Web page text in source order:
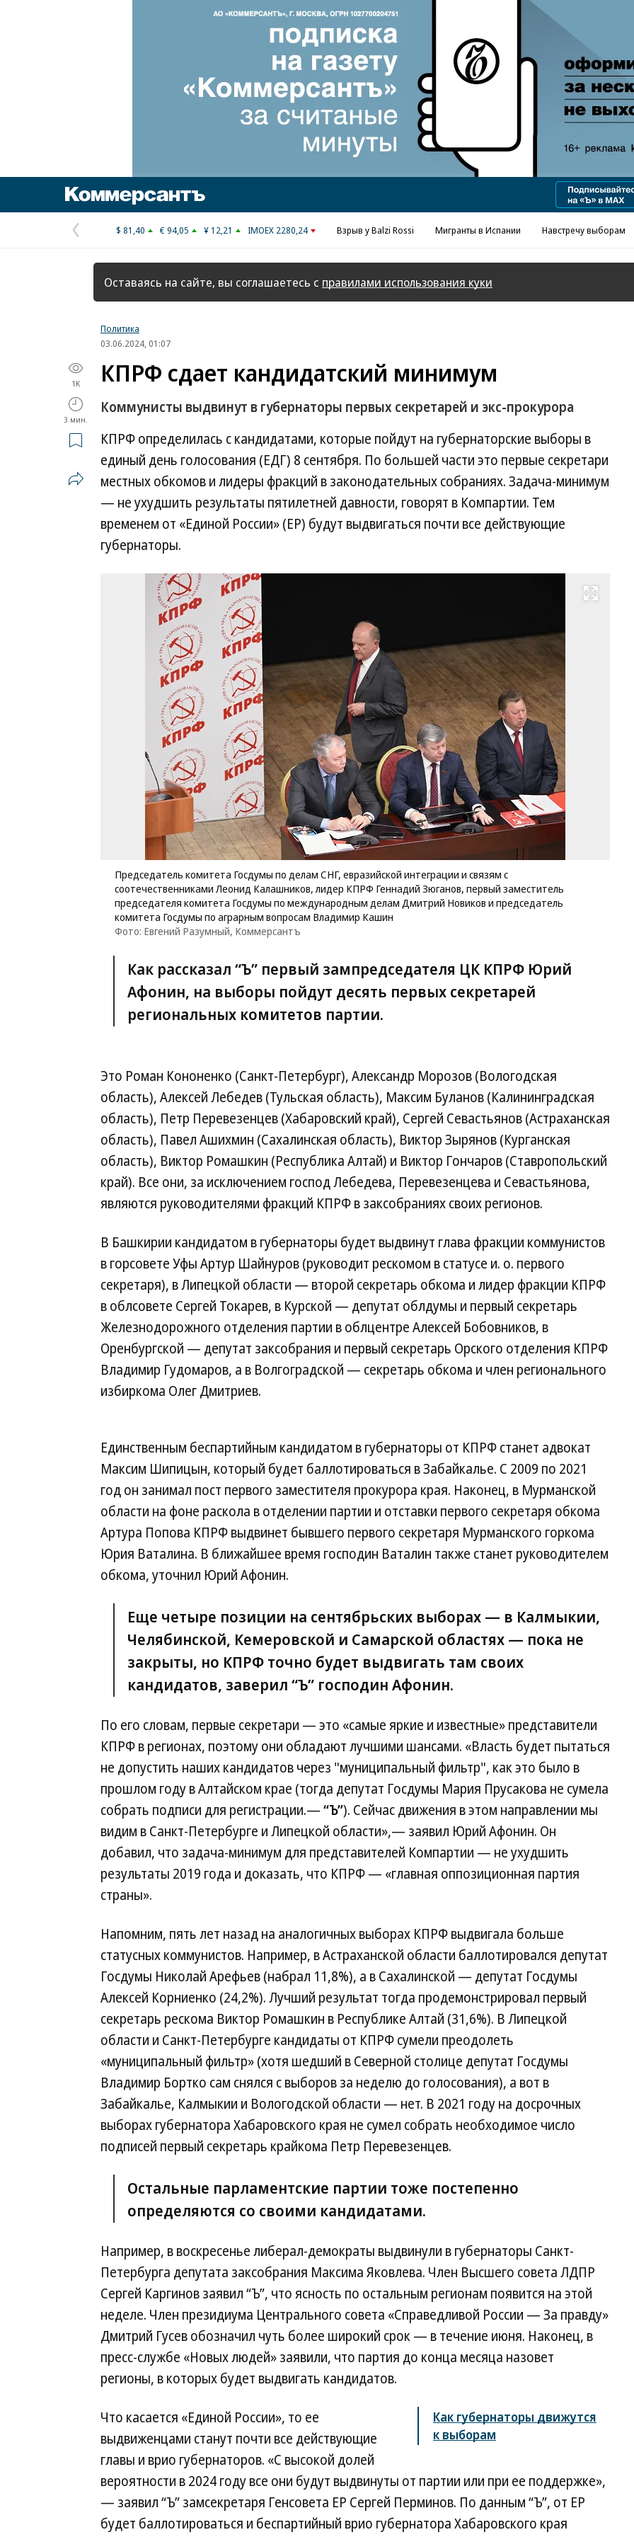
Реклама в «Ъ» www.kommersant.ru/ad
Предыдущая
страница
$ 81,40 € 94,05 ¥ 12,21 IMOEX 2280,24 Взрыв у Balzi Rossi Мигранты в Испании Навстречу выборам
Оставаясь на сайте, вы соглашаетесь с правилами использования куки
Политика
03.06.2024, 01:07
1K
3 мин.
КПРФ сдает кандидатский минимум
Коммунисты выдвинут в губернаторы первых секретарей и экс-прокурора
КПРФ определилась с кандидатами, которые пойдут на губернаторские выборы в
единый день голосования (ЕДГ) 8 сентября. По большей части это первые секретари
местных обкомов и лидеры фракций в законодательных собраниях. Задача-минимум
— не ухудшить результаты пятилетней давности, говорят в Компартии. Тем
временем от «Единой России» (ЕР) будут выдвигаться почти все действующие
губернаторы.
Развернуть на весь экран
Председатель комитета Госдумы по делам СНГ, евразийской интеграции и связям с
соотечественниками Леонид Калашников, лидер КПРФ Геннадий Зюганов, первый заместитель
председателя комитета Госдумы по международным делам Дмитрий Новиков и председатель
комитета Госдумы по аграрным вопросам Владимир Кашин
Фото: Евгений Разумный, Коммерсантъ
Как рассказал “Ъ” первый зампредседателя ЦК КПРФ Юрий
Афонин, на выборы пойдут десять первых секретарей
региональных комитетов партии.
Это Роман Кононенко (Санкт-Петербург), Александр Морозов (Вологодская
область), Алексей Лебедев (Тульская область), Максим Буланов (Калининградская
область), Петр Перевезенцев (Хабаровский край), Сергей Севастьянов (Астраханская
область), Павел Ашихмин (Сахалинская область), Виктор Зырянов (Курганская
область), Виктор Ромашкин (Республика Алтай) и Виктор Гончаров (Ставропольский
край). Все они, за исключением господ Лебедева, Перевезенцева и Севастьянова,
являются руководителями фракций КПРФ в заксобраниях своих регионов.
В Башкирии кандидатом в губернаторы будет выдвинут глава фракции коммунистов
в горсовете Уфы Артур Шайнуров (руководит рескомом в статусе и. о. первого
секретаря), в Липецкой области — второй секретарь обкома и лидер фракции КПРФ
в облсовете Сергей Токарев, в Курской — депутат облдумы и первый секретарь
Железнодорожного отделения партии в облцентре Алексей Бобовников, в
Оренбургской — депутат заксобрания и первый секретарь Орского отделения КПРФ
Владимир Гудомаров, а в Волгоградской — секретарь обкома и член регионального
избиркома Олег Дмитриев.
Единственным беспартийным кандидатом в губернаторы от КПРФ станет адвокат
Максим Шипицын, который будет баллотироваться в Забайкалье. С 2009 по 2021
год он занимал пост первого заместителя прокурора края. Наконец, в Мурманской
области на фоне раскола в отделении партии и отставки первого секретаря обкома
Артура Попова КПРФ выдвинет бывшего первого секретаря Мурманского горкома
Юрия Ваталина. В ближайшее время господин Ваталин также станет руководителем
обкома, уточнил Юрий Афонин.
Еще четыре позиции на сентябрьских выборах — в Калмыкии,
Челябинской, Кемеровской и Самарской областях — пока не
закрыты, но КПРФ точно будет выдвигать там своих
кандидатов, заверил “Ъ” господин Афонин.
По его словам, первые секретари — это «самые яркие и известные» представители
КПРФ в регионах, поэтому они обладают лучшими шансами. «Власть будет пытаться
не допустить наших кандидатов через "муниципальный фильтр", как это было в
прошлом году в Алтайском крае (тогда депутат Госдумы Мария Прусакова не сумела
собрать подписи для регистрации.—“Ъ”). Сейчас движения в этом направлении мы
видим в Санкт-Петербурге и Липецкой области»,— заявил Юрий Афонин. Он
добавил, что задача-минимум для представителей Компартии — не ухудшить
результаты 2019 года и доказать, что КПРФ — «главная оппозиционная партия
страны».
Напомним, пять лет назад на аналогичных выборах КПРФ выдвигала больше
статусных коммунистов. Например, в Астраханской области баллотировался депутат
Госдумы Николай Арефьев (набрал 11,8%), а в Сахалинской — депутат Госдумы
Алексей Корниенко (24,2%). Лучший результат тогда продемонстрировал первый
секретарь рескома Виктор Ромашкин в Республике Алтай (31,6%). В Липецкой
области и Санкт-Петербурге кандидаты от КПРФ сумели преодолеть
«муниципальный фильтр» (хотя шедший в Северной столице депутат Госдумы
Владимир Бортко сам снялся с выборов за неделю до голосования), а вот в
Забайкалье, Калмыкии и Вологодской области — нет. В 2021 году на досрочных
выборах губернатора Хабаровского края не сумел собрать необходимое число
подписей первый секретарь крайкома Петр Перевезенцев.
Остальные парламентские партии тоже постепенно
определяются со своими кандидатами.
Например, в воскресенье либерал-демократы выдвинули в губернаторы Санкт-
Петербурга депутата заксобрания Максима Яковлева. Член Высшего совета ЛДПР
Сергей Каргинов заявил “Ъ”, что ясность по остальным регионам появится на этой
неделе. Член президиума Центрального совета «Справедливой России — За правду»
Дмитрий Гусев обозначил чуть более широкий срок — в течение июня. Наконец, в
пресс-службе «Новых людей» заявили, что партия до конца месяца назовет
регионы, в которых будет выдвигать кандидатов.
Как губернаторы движутся
к выборам
Что касается «Единой России», то ее
выдвиженцами станут почти все действующие
главы и врио губернаторов. «С высокой долей
вероятности в 2024 году все они будут выдвинуты от партии или при ее поддержке»,
— заявил “Ъ” замсекретаря Генсовета ЕР Сергей Перминов. По данным “Ъ”, от ЕР
будет баллотироваться и беспартийный врио губернатора Хабаровского края